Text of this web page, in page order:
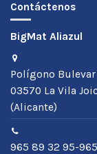
Contáctenos
BigMat Aliazul
Polígono Bulevar
03570 La Vila
(Alicante)
965 89 32 95-